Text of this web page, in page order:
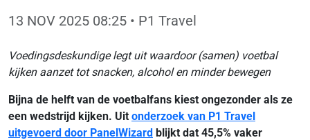
13 NOV 2025 08:25 • P1 Travel
Voedingsdeskundige legt uit waardoor (samen) voetbal
kijken aanzet tot snacken, alcohol en minder bewegen
Bijna de helft van de voetbalfans kiest ongezonder als ze
een wedstrijd kijken. Uit onderzoek van P1 Travel
uitgevoerd door PanelWizard blijkt dat 45,5% vaker